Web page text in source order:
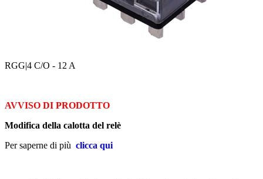
RGG|4 C/O - 12 A
AVVISO DI PRODOTTO
Modifica della calotta del relè
Per saperne di più clicca qui